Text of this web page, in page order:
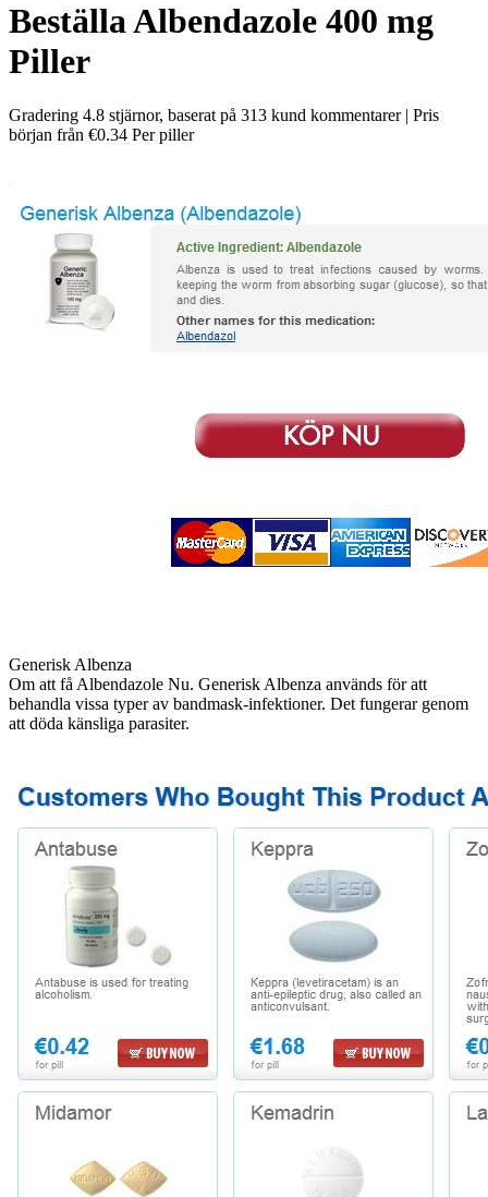
Beställa Albendazole 400 mg
Piller
Gradering 4.8 stjärnor, baserat på 313 kund kommentarer| Pris
början från €0.34 Per piller
Generisk Albenza
Om att få Albendazole Nu. Generisk Albenza används för att
behandla vissa typer av bandmask-infektioner. Det fungerar genom
att döda känsliga parasiter.